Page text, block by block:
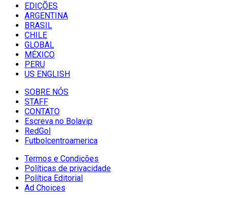
EDIÇÕES
ARGENTINA
BRASIL
CHILE
GLOBAL
MÉXICO
PERU
US ENGLISH
SOBRE NÓS
STAFF
CONTATO
Escreva no Bolavip
RedGol
Futbolcentroamerica
Termos e Condições
Políticas de privacidade
Política Editorial
Ad Choices